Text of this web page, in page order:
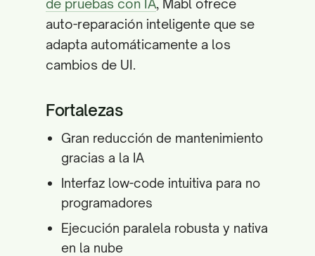
de pruebas con IA, Mabl ofrece
auto-reparación inteligente que se
adapta automáticamente a los
cambios de UI.
Fortalezas
Gran reducción de mantenimiento
gracias a la IA
Interfaz low-code intuitiva para no
programadores
Ejecución paralela robusta y nativa
en la nube